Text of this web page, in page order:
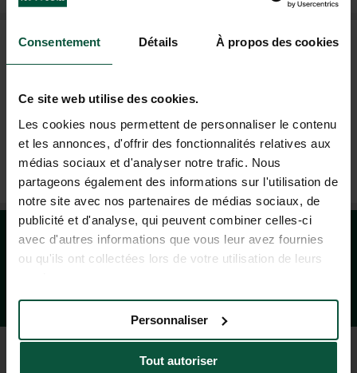
Consentement Détails À propos des cookies
Ce site web utilise des cookies.
Les cookies nous permettent de personnaliser le contenu
et les annonces, d'offrir des fonctionnalités relatives aux
médias sociaux et d'analyser notre trafic. Nous
partageons également des informations sur l'utilisation de
notre site avec nos partenaires de médias sociaux, de
publicité et d'analyse, qui peuvent combiner celles-ci
avec d'autres informations que vous leur avez fournies
ou qu'ils ont collectées lors de votre utilisation de leurs
Tout autoriser
Personnaliser
HÄUFIG GESTELLTE FRAGEN
HILFE UND KONTAKT
+49 392 9267 8201
(MO - FR: 9.00 - 18.00 UHR; SA: 09.00 - 17.00 UHR)